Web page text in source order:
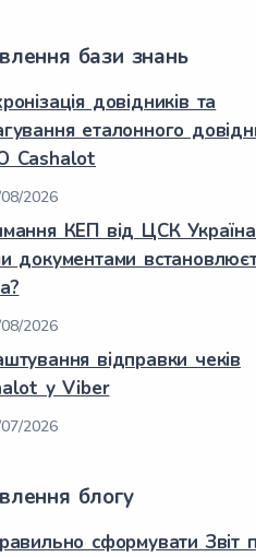
бази знань
довідників та
еталонного
Cashalot
2026
КЕП від ЦСК
документами
2026
відправки чеків
у Viber
2026
блогу
сформувати Звіт